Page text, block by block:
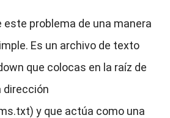
este problema de una manera
Es un archivo de texto
que colocas en la raíz de
dirección
y que actúa como una